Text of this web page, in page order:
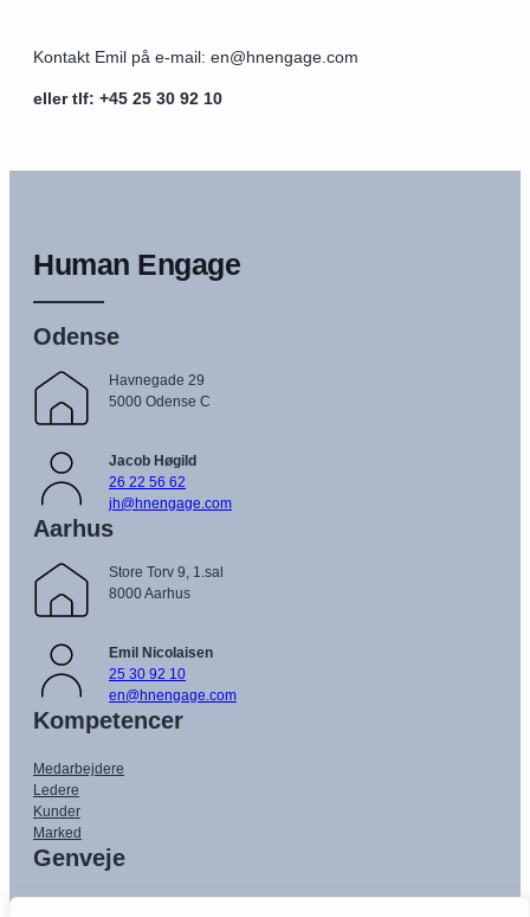
Kontakt Emil på e-mail: en@hnengage.com
eller tlf: +45 25 30 92 10
Human Engage
Odense
Havnegade 29
5000 Odense C
Jacob Høgild
26 22 56 62
jh@hnengage.com
Aarhus
Store Torv 9, 1.sal
8000 Aarhus
Emil Nicolaisen
25 30 92 10
en@hnengage.com
Kompetencer
Medarbejdere
Ledere
Kunder
Marked
Genveje